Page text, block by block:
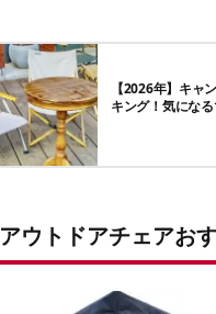
【2026年】キャ
キング！気にな
ウトドアチェアお